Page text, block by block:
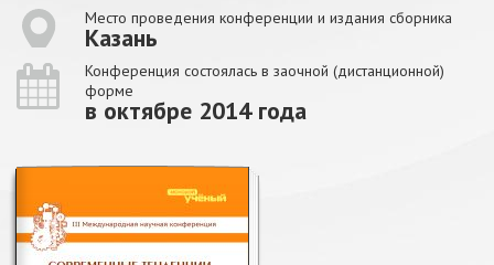
Место проведения конференции и издания сборника
Казань
Конференция состоялась в заочной (дистанционной)
форме
в октябре 2014 года